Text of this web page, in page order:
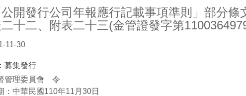
開發行公司年報應行記載事項準則」部分
十二、附表二十三(金管證發字第
11-30
募集發行
管理委員會 令
：中華民國110年11月30日